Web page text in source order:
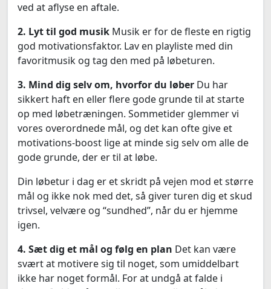
ved at aflyse en aftale.
2. Lyt til god musik Musik er for de fleste en rigtig
god motivationsfaktor. Lav en playliste med din
favoritmusik og tag den med på løbeturen.
3. Mind dig selv om, hvorfor du løber Du har
sikkert haft en eller flere gode grunde til at starte
op med løbetræningen. Sommetider glemmer vi
vores overordnede mål, og det kan ofte give et
motivations-boost lige at minde sig selv om alle de
gode grunde, der er til at løbe.
Din løbetur i dag er et skridt på vejen mod et større
mål og ikke nok med det, så giver turen dig et skud
trivsel, velvære og “sundhed”, når du er hjemme
igen.
4. Sæt dig et mål og følg en plan Det kan være
svært at motivere sig til noget, som umiddelbart
ikke har noget formål. For at undgå at falde i